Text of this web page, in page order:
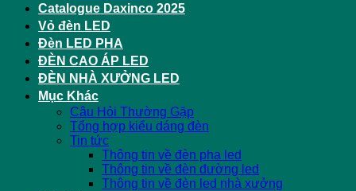
Catalogue Daxinco 2025
Vỏ đèn LED
Đèn LED PHA
ĐÈN CAO ÁP LED
ĐÈN NHÀ XƯỞNG LED
Mục Khác
Câu Hỏi Thường Gặp
Tổng hợp kiểu dáng đèn
Tin tức
Thông tin về đèn pha led
Thông tin về đèn đường led
Thông tin về đèn led nhà xưởng